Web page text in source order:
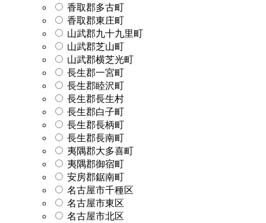
香取郡多古町
香取郡東庄町
山武郡九十九里町
山武郡芝山町
山武郡横芝光町
長生郡一宮町
長生郡睦沢町
長生郡長生村
長生郡白子町
長生郡長柄町
長生郡長南町
夷隅郡大多喜町
夷隅郡御宿町
安房郡鋸南町
名古屋市千種区
名古屋市東区
名古屋市北区